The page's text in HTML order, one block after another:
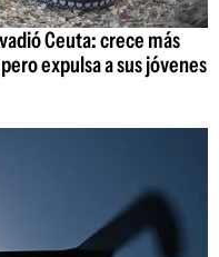
Ceuta: crece más
expulsa a sus jóvenes